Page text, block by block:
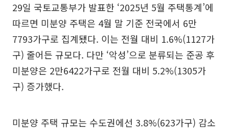
29일 국토교통부가 발표한 ‘2025년 5월 주택통계’에
따르면 미분양 주택은 4월 말 기준 전국에서 6만
7793가구로 집계됐다. 이는 전월 대비 1.6%(1127가
구) 줄어든 규모다. 다만 ‘악성’으로 분류되는 준공 후
미분양은 2만6422가구로 전월 대비 5.2%(1305가
구) 증가했다.
미분양 주택 규모는 수도권에선 3.8%(623가구) 감소